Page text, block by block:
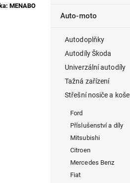
Auto-moto
Autodoplňky
Autodíly Škoda
Univerzální autodíly
Tažná zařízení
Střešní nosiče a koše
Ford
Příslušenství a díly
Mitsubishi
Citroen
Mercedes Benz
Fiat
MENABO